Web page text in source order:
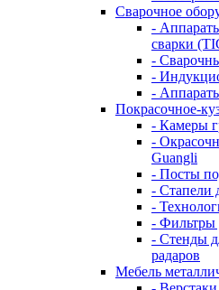
Сварочное
-
сварки
-
-
-
Покрасочное-
- Камеры
-
Guangli
- Посты
- Стапели
-
- Фильтры
- Стенды
радаров
Мебель